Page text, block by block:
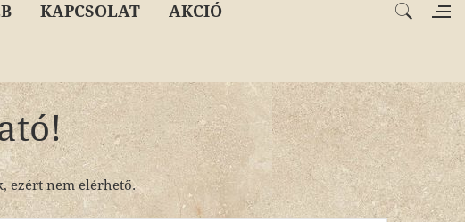
KAPCSOLAT AKCIÓ
ezért nem elérhető.